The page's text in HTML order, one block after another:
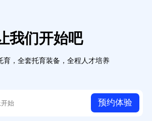
我们开始吧
育，全套托育装备，全程人才培养
预约体验